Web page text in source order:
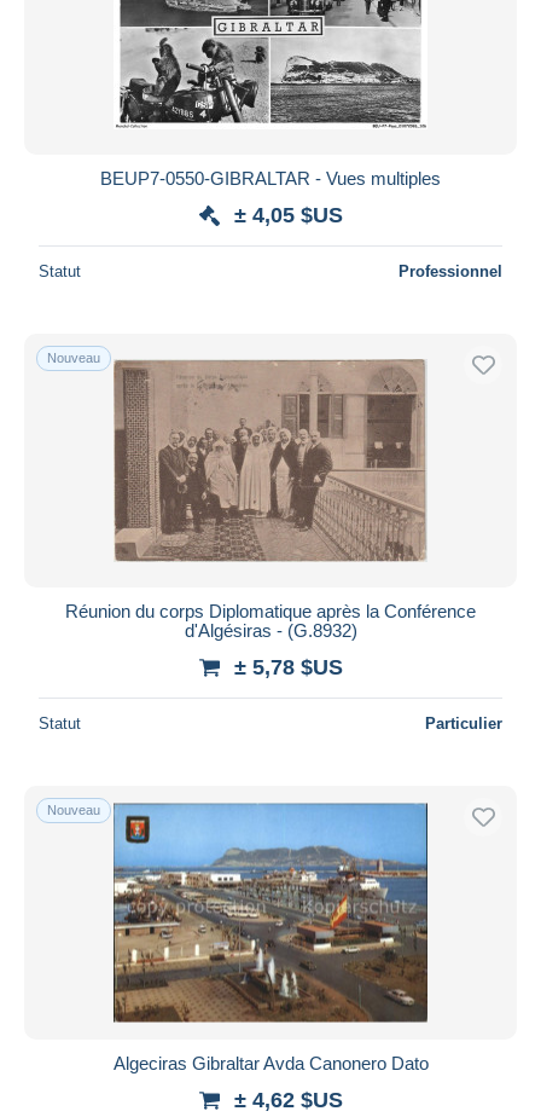
BEUP7-0550-GIBRALTAR - Vues multiples
± 4,05 $US
Statut Professionnel
Nouveau
Réunion du corps Diplomatique après la Conférence
d'Algésiras - (G.8932)
± 5,78 $US
Statut Particulier
Nouveau
Algeciras Gibraltar Avda Canonero Dato
± 4,62 $US